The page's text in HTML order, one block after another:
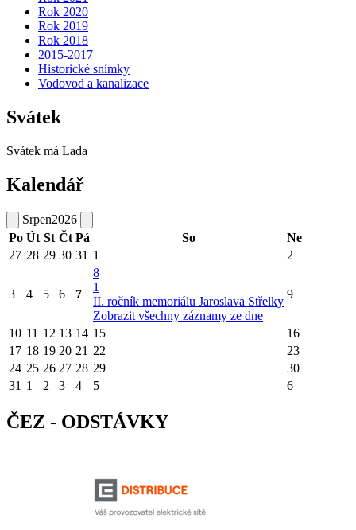
Rok 2020
Rok 2019
Rok 2018
2015-2017
Historické snímky
Vodovod a kanalizace
Svátek
Svátek má Lada
Kalendář
Srpen2026
Po Út St Čt Pá So
Ne
27 28 29 30 31 1 2
3 4 5 6 7
8
1
II. ročník memoriálu Jaroslava Střelky
Zobrazit všechny záznamy ze dne
9
10 11 12 13 14 15
16
17 18 19 20 21 22
23
24 25 26 27 28 29
30
31 1 2 3 4 5 6
ČEZ - ODSTÁVKY